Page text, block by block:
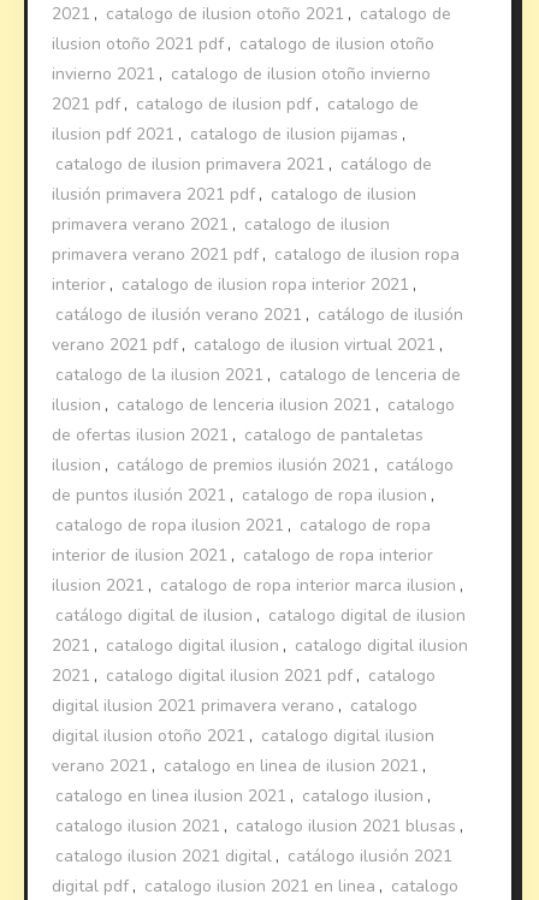
2021 , catalogo de ilusion otoño 2021 , catalogo de
ilusion otoño 2021 pdf , catalogo de ilusion otoño
invierno 2021 , catalogo de ilusion otoño invierno
2021 pdf , catalogo de ilusion pdf , catalogo de
ilusion pdf 2021 , catalogo de ilusion pijamas ,
catalogo de ilusion primavera 2021 , catálogo de
ilusión primavera 2021 pdf , catalogo de ilusion
primavera verano 2021 , catalogo de ilusion
primavera verano 2021 pdf , catalogo de ilusion ropa
interior , catalogo de ilusion ropa interior 2021 ,
catálogo de ilusión verano 2021 , catálogo de ilusión
verano 2021 pdf , catalogo de ilusion virtual 2021 ,
catalogo de la ilusion 2021 , catalogo de lenceria de
ilusion , catalogo de lenceria ilusion 2021 , catalogo
de ofertas ilusion 2021 , catalogo de pantaletas
ilusion , catálogo de premios ilusión 2021 , catálogo
de puntos ilusión 2021 , catalogo de ropa ilusion ,
catalogo de ropa ilusion 2021 , catalogo de ropa
interior de ilusion 2021 , catalogo de ropa interior
ilusion 2021 , catalogo de ropa interior marca ilusion ,
catálogo digital de ilusion , catalogo digital de ilusion
2021 , catalogo digital ilusion , catalogo digital ilusion
2021 , catalogo digital ilusion 2021 pdf , catalogo
digital ilusion 2021 primavera verano , catalogo
digital ilusion otoño 2021 , catalogo digital ilusion
verano 2021 , catalogo en linea de ilusion 2021 ,
catalogo en linea ilusion 2021 , catalogo ilusion ,
catalogo ilusion 2021 , catalogo ilusion 2021 blusas ,
catalogo ilusion 2021 digital , catálogo ilusión 2021
digital pdf , catalogo ilusion 2021 en linea , catalogo